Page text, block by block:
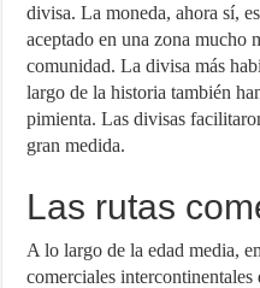
divisa. La moneda, ahora sí,
aceptado en una zona mucho
comunidad. La divisa más
largo de la historia también
pimienta. Las divisas
gran medida.
Las rutas
A lo largo de la edad media,
comerciales